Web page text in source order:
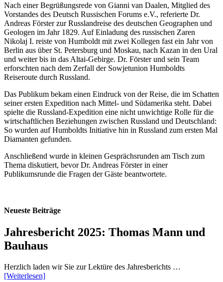
Nach einer Begrüßungsrede von Gianni van Daalen, Mitglied des
Vorstandes des Deutsch Russischen Forums e.V., referierte Dr.
Andreas Förster zur Russlandreise des deutschen Geographen und
Geologen im Jahr 1829. Auf Einladung des russischen Zaren
Nikolaj I. reiste von Humboldt mit zwei Kollegen fast ein Jahr von
Berlin aus über St. Petersburg und Moskau, nach Kazan in den Ural
und weiter bis in das Altai-Gebirge. Dr. Förster und sein Team
erforschten nach dem Zerfall der Sowjetunion Humboldts
Reiseroute durch Russland.
Das Publikum bekam einen Eindruck von der Reise, die im Schatten
seiner ersten Expedition nach Mittel- und Südamerika steht. Dabei
spielte die Russland-Expedition eine nicht unwichtige Rolle für die
wirtschaftlichen Beziehungen zwischen Russland und Deutschland:
So wurden auf Humboldts Initiative hin in Russland zum ersten Mal
Diamanten gefunden.
Anschließend wurde in kleinen Gesprächsrunden am Tisch zum
Thema diskutiert, bevor Dr. Andreas Förster in einer
Publikumsrunde die Fragen der Gäste beantwortete.
Neueste Beiträge
Jahresbericht 2025: Thomas Mann und
Bauhaus
Herzlich laden wir Sie zur Lektüre des Jahresberichts …
[Weiterlesen]